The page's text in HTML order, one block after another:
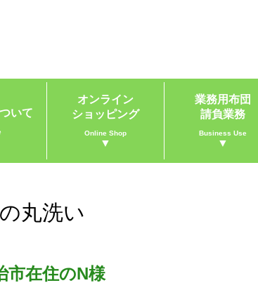
いて
オンライン
ショッピング
Online Shop
▼
業務用布団
請負業務
Business Use
▼
丸洗い
市在住のN様